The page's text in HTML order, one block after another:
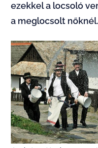
ezekkel a locsoló
a meglocsolt nőknél.